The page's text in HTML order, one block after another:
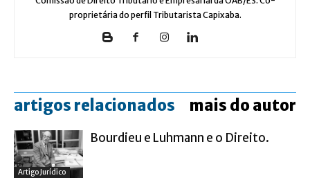
proprietária do perfil Tributarista Capixaba.
artigos relacionados mais do autor
Artigo Jurídico
Bourdieu e Luhmann e o Direito.